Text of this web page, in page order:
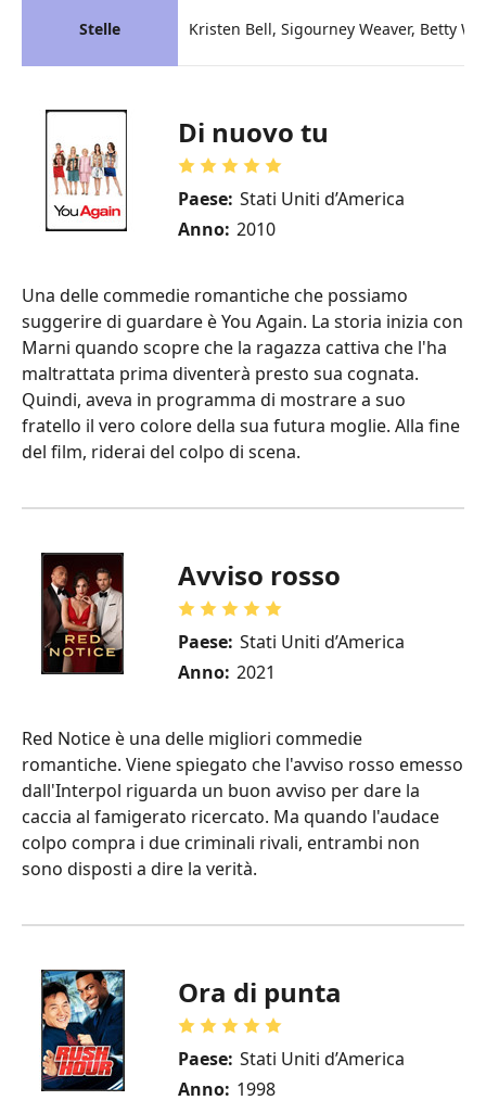
Stelle Kristen Bell, Sigourney Weaver, Betty
Di nuovo tu
Paese: Stati Uniti d’America
Anno: 2010
Una delle commedie romantiche che possiamo
suggerire di guardare è You Again. La storia inizia con
Marni quando scopre che la ragazza cattiva che l'ha
maltrattata prima diventerà presto sua cognata.
Quindi, aveva in programma di mostrare a suo
fratello il vero colore della sua futura moglie. Alla fine
del film, riderai del colpo di scena.
Avviso rosso
Paese: Stati Uniti d’America
Anno: 2021
Red Notice è una delle migliori commedie
romantiche. Viene spiegato che l'avviso rosso emesso
dall'Interpol riguarda un buon avviso per dare la
caccia al famigerato ricercato. Ma quando l'audace
colpo compra i due criminali rivali, entrambi non
sono disposti a dire la verità.
Ora di punta
Paese: Stati Uniti d’America
Anno: 1998